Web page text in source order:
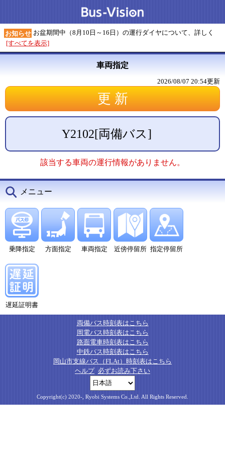
お知らせ お盆期間中（8月10日～16日）の運行ダイヤについて、詳しく
[すべてを表示]
車両指定
2026/08/07 20:54更新
Y2102[両備バス]
該当する車両の運行情報がありません。
メニュー
乗降指定 方面指定 車両指定 近傍停留所 指定停留所
遅延証明書
両備バス時刻表はこちら
岡電バス時刻表はこちら
路面電車時刻表はこちら
中鉄バス時刻表はこちら
岡山市支線バス（FLAt）時刻表はこちら
ヘルプ 必ずお読み下さい
Copyright(c) 2020-, Ryobi Systems Co.,Ltd. All Rights Reserved.